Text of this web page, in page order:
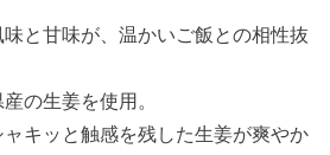
と甘味が、温かいご飯との相性抜
の生姜を使用。
キッと触感を残した生姜が爽やか